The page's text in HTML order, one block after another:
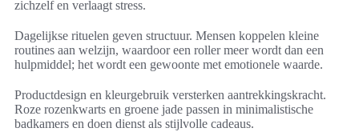
zichzelf en verlaagt stress.
Dagelijkse rituelen geven structuur. Mensen koppelen kleine
routines aan welzijn, waardoor een roller meer wordt dan een
hulpmiddel; het wordt een gewoonte met emotionele waarde.
Productdesign en kleurgebruik versterken aantrekkingskracht.
Roze rozenkwarts en groene jade passen in minimalistische
badkamers en doen dienst als stijlvolle cadeaus.